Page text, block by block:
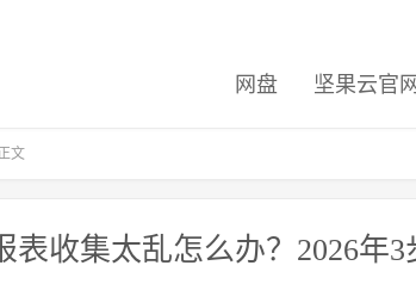
网盘 坚果云官网
文
表收集太乱怎么办？2026年3